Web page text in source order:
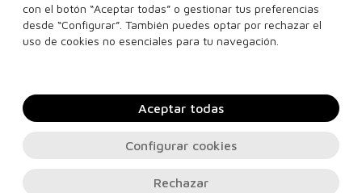
Añadir a la cesta Añadir a la cesta
con el botón “Aceptar todas” o gestionar tus preferencias
desde “Configurar”. También puedes optar por rechazar el
uso de cookies no esenciales para tu navegación.
Rechazar
Configurar cookies
Aceptar todas
Contacto, soporte e información legal